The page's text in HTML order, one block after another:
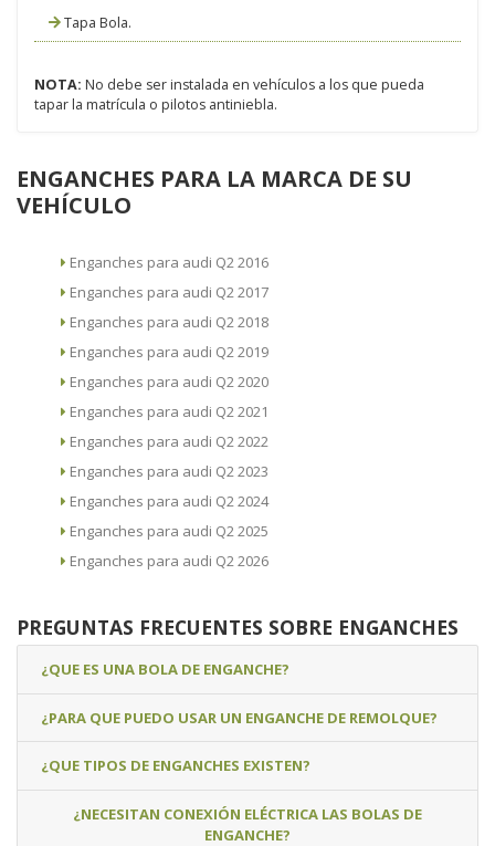
Tapa Bola.
NOTA: No debe ser instalada en vehículos a los que pueda
tapar la matrícula o pilotos antiniebla.
ENGANCHES PARA LA MARCA DE SU
VEHÍCULO
Enganches para audi Q2 2016
Enganches para audi Q2 2017
Enganches para audi Q2 2018
Enganches para audi Q2 2019
Enganches para audi Q2 2020
Enganches para audi Q2 2021
Enganches para audi Q2 2022
Enganches para audi Q2 2023
Enganches para audi Q2 2024
Enganches para audi Q2 2025
Enganches para audi Q2 2026
PREGUNTAS FRECUENTES SOBRE ENGANCHES
¿QUE ES UNA BOLA DE ENGANCHE?
¿PARA QUE PUEDO USAR UN ENGANCHE DE REMOLQUE?
¿QUE TIPOS DE ENGANCHES EXISTEN?
¿NECESITAN CONEXIÓN ELÉCTRICA LAS BOLAS DE
ENGANCHE?